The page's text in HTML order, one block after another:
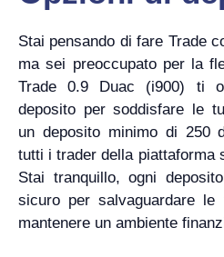
Stai pensando di fare Trade
ma sei preoccupato per la
Trade 0.9 Duac (i900) ti
deposito per soddisfare le
un deposito minimo di 250
tutti i trader della piattaforma
Stai tranquillo, ogni
sicuro per salvaguardare
mantenere un ambiente